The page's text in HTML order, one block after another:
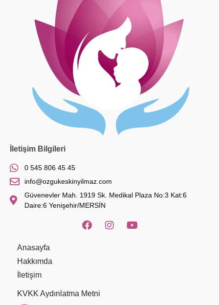
İletişim Bilgileri
0 545 806 45 45
info@ozgukeskinyilmaz.com
Güvenevler Mah. 1919 Sk. Medikal Plaza No:3 Kat:6
Daire:6 Yenişehir/MERSİN
Anasayfa
Hakkımda
İletişim
KVKK Aydınlatma Metni